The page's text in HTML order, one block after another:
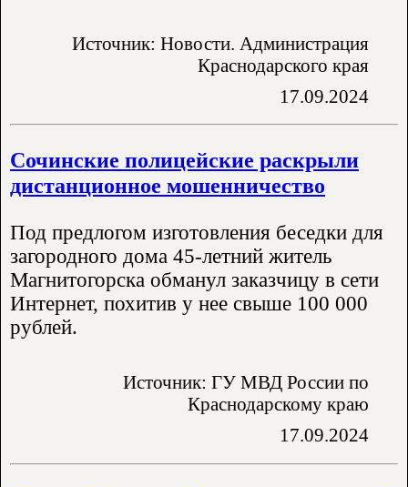
Источник: Новости. Администрация
Краснодарского края
17.09.2024
Сочинские полицейские раскрыли
дистанционное мошенничество
Под предлогом изготовления беседки для
загородного дома 45-летний житель
Магнитогорска обманул заказчицу в сети
Интернет, похитив у нее свыше 100 000
рублей.
Источник: ГУ МВД России по
Краснодарскому краю
17.09.2024